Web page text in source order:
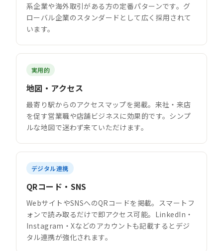
系企業や海外取引がある方の定番パターンです。グ
ローバル企業のスタンダードとして広く採用されて
います。
実用的
地図・アクセス
最寄り駅からのアクセスマップを掲載。来社・来店
を促す営業職や店舗ビジネスに効果的です。シンプ
ルな地図で迷わず来ていただけます。
デジタル連携
QRコード・SNS
WebサイトやSNSへのQRコードを掲載。スマートフ
ォンで読み取るだけで即アクセス可能。LinkedIn・
Instagram・Xなどのアカウントも記載するとデジ
タル連携が強化されます。